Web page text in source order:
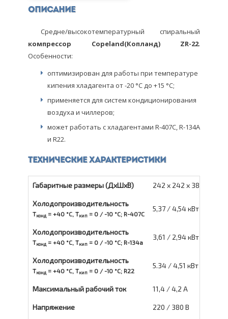
Описание
Средне/высокотемпературный спиральный
компрессор Copeland(Копланд) ZR-22.
Особенности:
оптимизирован для работы при температуре
кипения хладагента от -20 °С до +15 °С;
применяется для систем кондиционирования
воздуха и чиллеров;
может работать с хладагентами R-407C, R-134A
и R22.
Технические характеристики
Габаритные размеры (ДxШxВ) 242 x 242 x 383 мм
Холодопроизводительность
Tконд = +40 °С, Tкип = 0 / -10 °С; R-407C
5,37 / 4,54 кВт
Холодопроизводительность
Tконд = +40 °С, Tкип = 0 / -10 °С; R-134a
3,61 / 2,94 кВт
Холодопроизводительность
Tконд = +40 °С, Tкип = 0 / -10 °С; R22
5.34 / 4,51 кВт
Максимальный рабочий ток 11,4 / 4,2 А
Напряжение 220 / 380 В